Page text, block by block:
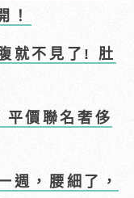
！
就不見了! 肚
價聯名奢侈
週，腰細了，